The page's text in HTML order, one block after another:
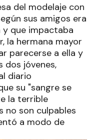
del modelaje con
sus amigos era
que impactaba
la hermana mayor
parecerse a ella y
dos jóvenes,
diario
su "sangre se
la terrible
no son culpables
a modo de